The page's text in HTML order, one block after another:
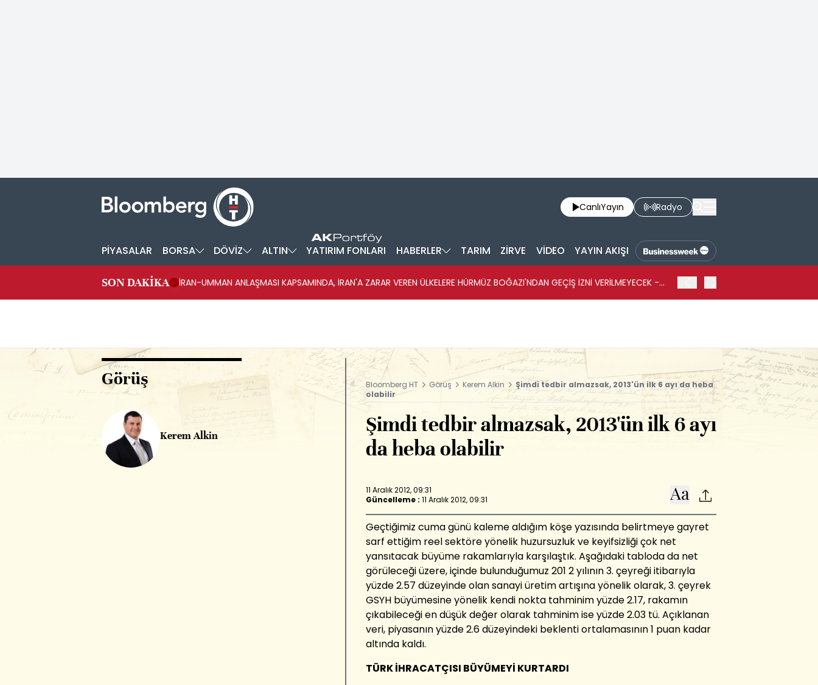
CanlıYayın Radyo
PİYASALAR BORSA DÖVİZ ALTIN YATIRIM FONLARI HABERLER TARIM ZİRVE VİDEO YAYIN AKIŞI
SON DAKİKA
İRAN-UMMAN ANLAŞMASI KAPSAMINDA, İRAN'A ZARAR VEREN ÜLKELERE HÜRMÜZ BOĞAZI'NDAN GEÇİŞ İZNİ VERİLMEYECEK -
Görüş
Kerem Alkin
Bloomberg HT Görüş Kerem Alkin
Şimdi tedbir almazsak, 2013'ün ilk 6 ayı da heba
olabilir
Şimdi tedbir almazsak, 2013'ün ilk 6 ayı
da heba olabilir
11 Aralık 2012, 09:31
Güncelleme : 11 Aralık 2012, 09:31
Geçtiğimiz cuma günü kaleme aldığım köşe yazısında belirtmeye gayret
sarf ettiğim reel sektöre yönelik huzursuzluk ve keyifsizliği çok net
yansıtacak büyüme rakamlarıyla karşılaştık. Aşağıdaki tabloda da net
görüleceği üzere, içinde bulunduğumuz 201 2 yılının 3. çeyreği itibarıyla
yüzde 2.57 düzeyinde olan sanayi üretim artışına yönelik olarak, 3. çeyrek
GSYH büyümesine yönelik kendi nokta tahminim yüzde 2.17, rakamın
çıkabileceği en düşük değer olarak tahminim ise yüzde 2.03 tü. Açıklanan
veri, piyasanın yüzde 2.6 düzeyindeki beklenti ortalamasının 1 puan kadar
altında kaldı.
TÜRK İHRACATÇISI BÜYÜMEYİ KURTARDI